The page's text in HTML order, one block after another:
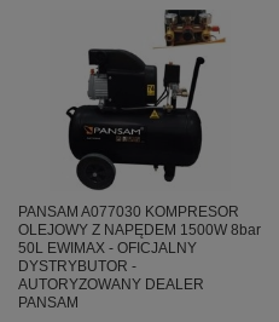
PANSAM A077030 KOMPRESOR
OLEJOWY Z NAPĘDEM 1500W 8bar
50L EWIMAX - OFICJALNY
DYSTRYBUTOR -
AUTORYZOWANY DEALER
PANSAM